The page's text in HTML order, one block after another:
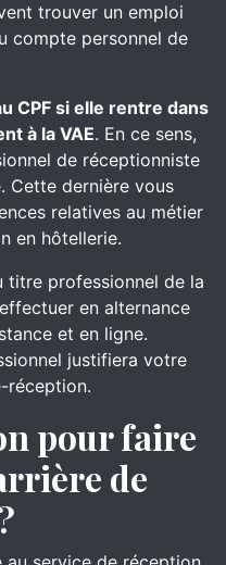
trouver un emploi
compte personnel de
CPF si elle rentre dans
à la VAE. En ce sens,
de réceptionniste
Cette dernière vous
relatives au métier
en hôtellerie.
titre professionnel de la
en alternance
et en ligne.
justifiera votre
réception.
pour faire
de